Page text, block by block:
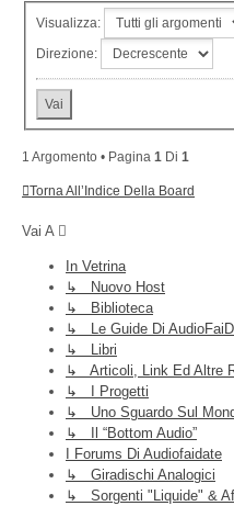
Visualizza:
Direzione:
1 Argomento • Pagina 1 Di 1
Torna All’Indice Della Board
Vai A
In Vetrina
↳ Nuovo Host
↳ Biblioteca
↳ Le Guide Di
↳ Libri
↳ Articoli, Link Ed Altre
↳ I Progetti
↳ Uno Sguardo Sul
↳ Il “Bottom Audio”
I Forums Di Audiofaidate
↳ Giradischi Analogici
↳ Sorgenti "liquide" &